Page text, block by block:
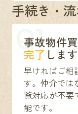
手続き・
Q1
事故物件
完了 しま
早ければご相
す。仲介では
覧対応が不要
能です。